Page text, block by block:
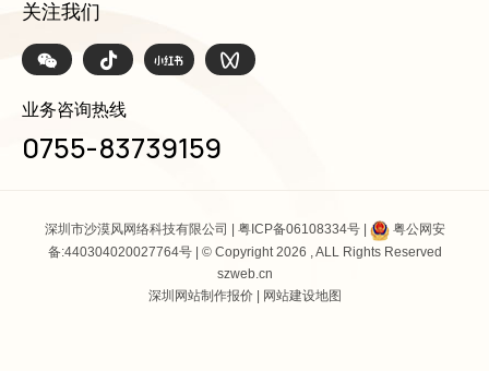
关注我们
业务咨询热线
0755-83739159
深圳市沙漠风网络科技有限公司 | 粤ICP备06108334号|
粤公网安
备:440304020027764号| © Copyright 2026 , ALL Rights Reserved
szweb.cn
深圳网站制作报价| 网站建设地图